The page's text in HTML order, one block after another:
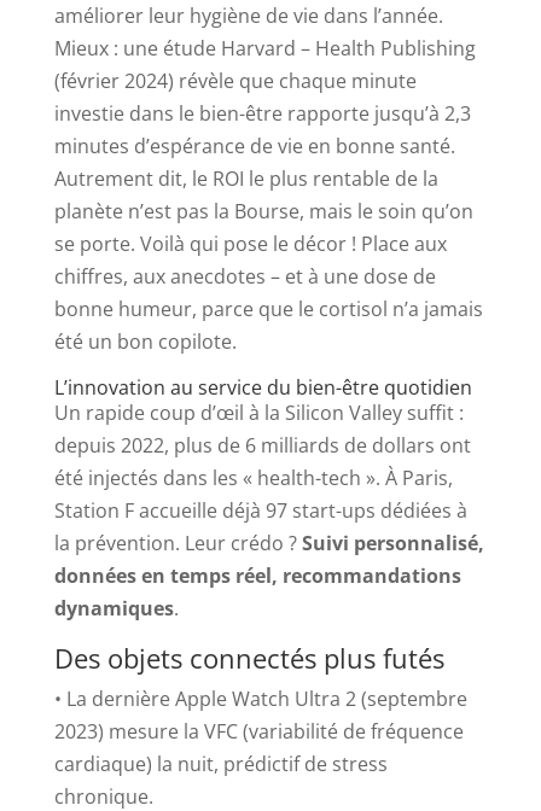
améliorer leur hygiène de vie dans l’année.
Mieux : une étude Harvard – Health Publishing
(février 2024) révèle que chaque minute
investie dans le bien-être rapporte jusqu’à 2,3
minutes d’espérance de vie en bonne santé.
Autrement dit, le ROI le plus rentable de la
planète n’est pas la Bourse, mais le soin qu’on
se porte. Voilà qui pose le décor ! Place aux
chiffres, aux anecdotes – et à une dose de
bonne humeur, parce que le cortisol n’a jamais
été un bon copilote.
L’innovation au service du bien-être quotidien
Un rapide coup d’œil à la Silicon Valley suffit :
depuis 2022, plus de 6 milliards de dollars ont
été injectés dans les « health-tech ». À Paris,
Station F accueille déjà 97 start-ups dédiées à
la prévention. Leur crédo ?Suivi personnalisé,
données en temps réel, recommandations
dynamiques.
Des objets connectés plus futés
• La dernière Apple Watch Ultra 2 (septembre
2023) mesure la VFC (variabilité de fréquence
cardiaque) la nuit, prédictif de stress
chronique.